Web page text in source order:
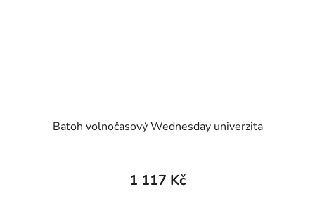
Batoh volnočasový Wednesday univerzita
1 117 Kč